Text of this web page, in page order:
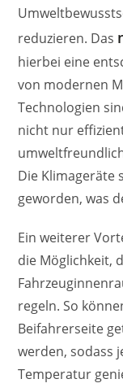
reduzieren. Das
hierbei eine
von modernen
Technologien
nicht nur
Die Klimageräte
geworden, was
Ein weiterer
die Möglichkeit,
regeln. So
Beifahrerseite
werden, sodass
Temperatur